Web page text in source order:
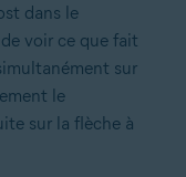
dans le
voir ce que fait
sur
le
sur la flèche à